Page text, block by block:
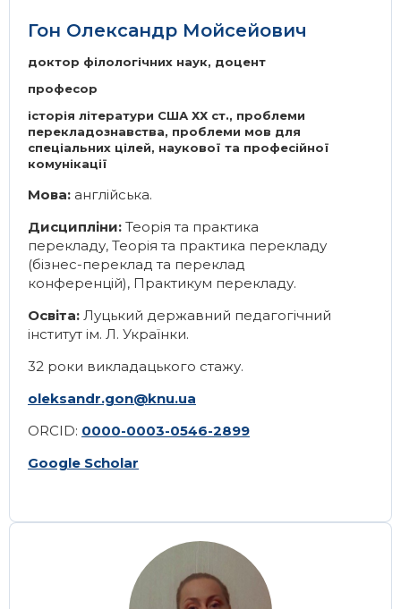
Гон Олександр Мойсейович
доктор філологічних наук, доцент
професор
історія літератури США ХХ ст., проблеми
перекладознавства, проблеми мов для
спеціальних цілей, наукової та професійної
комунікації
Мова: англійська.
Дисципліни: Теорія та практика
перекладу, Теорія та практика перекладу
(бізнес-переклад та переклад
конференцій), Практикум перекладу.
Освіта: Луцький державний педагогічний
інститут ім. Л. Українки.
32 роки викладацького стажу.
oleksandr.gon@knu.ua
ORCID: 0000-0003-0546-2899
Google Scholar
Image